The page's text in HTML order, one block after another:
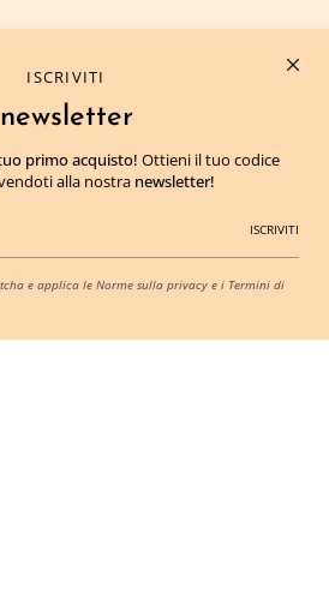
EXPERIENCE
DI PIÙ
ISCRIVITI
newsletter
primo acquisto! Ottieni il tuo codice
alla nostra newsletter!
ISCRIVITI
e applica le Norme sulla privacy e i Termini di
LUDOVICA